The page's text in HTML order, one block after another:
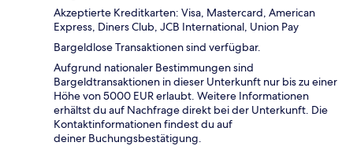
Akzeptierte Kreditkarten: Visa, Mastercard, American
Express, Diners Club, JCB International, Union Pay
Bargeldlose Transaktionen sind verfügbar.
Aufgrund nationaler Bestimmungen sind
Bargeldtransaktionen in dieser Unterkunft nur bis zu einer
Höhe von 5000 EUR erlaubt. Weitere Informationen
erhältst du auf Nachfrage direkt bei der Unterkunft. Die
Kontaktinformationen findest du auf
deiner Buchungsbestätigung.